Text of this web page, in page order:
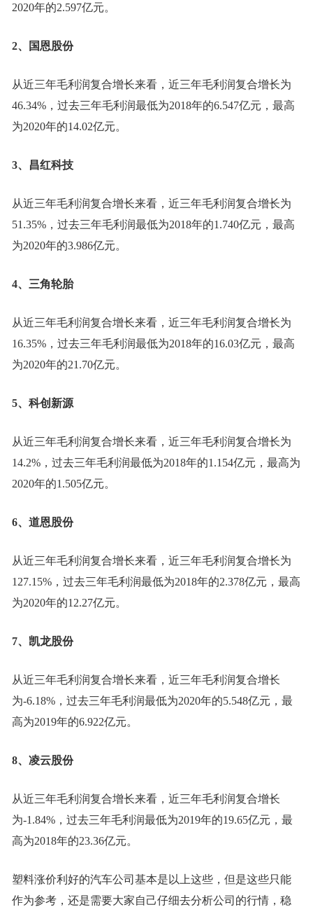
2020年的2.597亿元。
2、国恩股份
从近三年毛利润复合增长来看，近三年毛利润复合增长为
46.34%，过去三年毛利润最低为2018年的6.547亿元，最高
为2020年的14.02亿元。
3、昌红科技
从近三年毛利润复合增长来看，近三年毛利润复合增长为
51.35%，过去三年毛利润最低为2018年的1.740亿元，最高
为2020年的3.986亿元。
4、三角轮胎
从近三年毛利润复合增长来看，近三年毛利润复合增长为
16.35%，过去三年毛利润最低为2018年的16.03亿元，最高
为2020年的21.70亿元。
5、科创新源
从近三年毛利润复合增长来看，近三年毛利润复合增长为
14.2%，过去三年毛利润最低为2018年的1.154亿元，最高为
2020年的1.505亿元。
6、道恩股份
从近三年毛利润复合增长来看，近三年毛利润复合增长为
127.15%，过去三年毛利润最低为2018年的2.378亿元，最高
为2020年的12.27亿元。
7、凯龙股份
从近三年毛利润复合增长来看，近三年毛利润复合增长
为-6.18%，过去三年毛利润最低为2020年的5.548亿元，最
高为2019年的6.922亿元。
8、凌云股份
从近三年毛利润复合增长来看，近三年毛利润复合增长
为-1.84%，过去三年毛利润最低为2019年的19.65亿元，最
高为2018年的23.36亿元。
塑料涨价利好的汽车公司基本是以上这些，但是这些只能
作为参考，还是需要大家自己仔细去分析公司的行情，稳